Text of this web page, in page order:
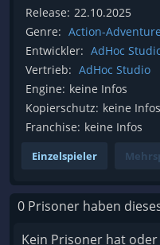
Release: 22.10.2025
Genre: Action-Adventure
Entwickler: AdHoc
Vertrieb: AdHoc Studio
Engine: keine Infos
Kopierschutz: keine Infos
Franchise: keine Infos
Einzelspieler
0 Prisoner haben
Kein Prisoner hat